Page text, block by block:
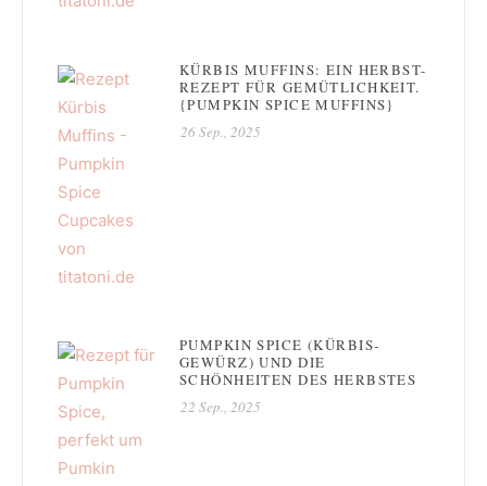
KÜRBIS MUFFINS: EIN HERBST-
REZEPT FÜR GEMÜTLICHKEIT.
{PUMPKIN SPICE MUFFINS}
26 Sep., 2025
PUMPKIN SPICE (KÜRBIS-
GEWÜRZ) UND DIE
SCHÖNHEITEN DES HERBSTES
22 Sep., 2025